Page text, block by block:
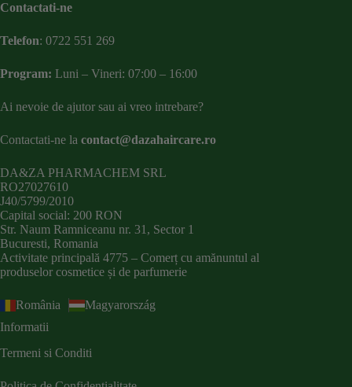
Contactati-ne
Telefon: 0722 551 269
Program: Luni – Vineri: 07:00 – 16:00
Ai nevoie de ajutor sau ai vreo intrebare?
Contactati-ne la contact@dazahaircare.ro
DA&ZA PHARMACHEM SRL
RO27027610
J40/5799/2010
Capital social: 200 RON
Str. Naum Ramniceanu nr. 31, Sector 1
Bucuresti, Romania
Activitate principală 4775 – Comerț cu amănuntul al
produselor cosmetice și de parfumerie
România
Magyarország
Informatii
Termeni si Conditi